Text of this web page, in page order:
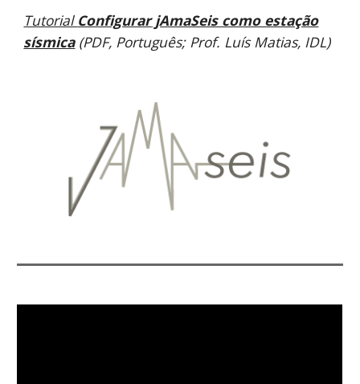
Tutorial ConfigurarjAmaSeis como estação
sísmica(PDF, Português; Prof. Luís Matias, IDL)